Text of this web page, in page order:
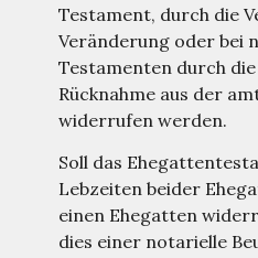
Testament, durch die
Veränderung oder bei
Testamenten durch
Rücknahme aus der
widerrufen werden.
Soll das
Lebzeiten beider
einen Ehegatten
dies einer notarielle